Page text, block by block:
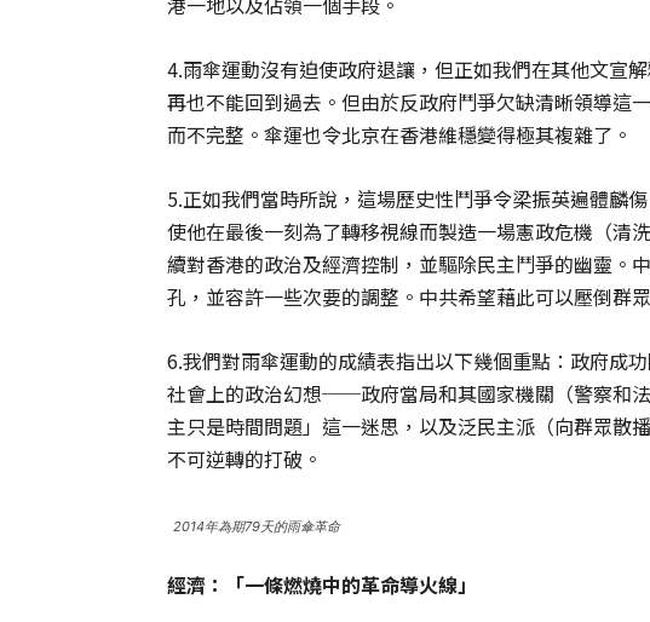
4.雨傘運動沒有迫使政府退讓，但正如我們在其他文宣
再也不能回到過去。但由於反政府鬥爭欠缺清晰領導這
而不完整。傘運也令北京在香港維穩變得極其複雜了。
5.正如我們當時所說，這場歷史性鬥爭令梁振英遍體麟
使他在最後一刻為了轉移視線而製造一場憲政危機（清
續對香港的政治及經濟控制，並驅除民主鬥爭的幽靈。
孔，並容許一些次要的調整。中共希望藉此可以壓倒群
6.我們對雨傘運動的成績表指出以下幾個重點：政府成
社會上的政治幻想──政府當局和其國家機關（警察和
主只是時間問題」這一迷思，以及泛民主派（向群眾散
不可逆轉的打破。
2014年為期79天的雨傘革命
經濟：「一條燃燒中的革命導火線」